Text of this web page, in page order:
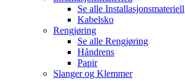
Se alle Installasjonsmateriell
Kabelsko
Rengjøring
Se alle Rengjøring
Håndrens
Papir
Slanger og Klemmer